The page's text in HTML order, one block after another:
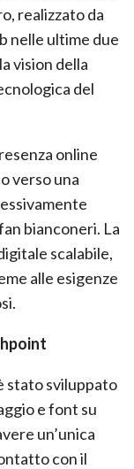
realizzato da
nelle ultime due
vision della
del
online
verso una
bianconeri. La
scalabile,
alle esigenze
stato sviluppato
e font su
un’unica
con il